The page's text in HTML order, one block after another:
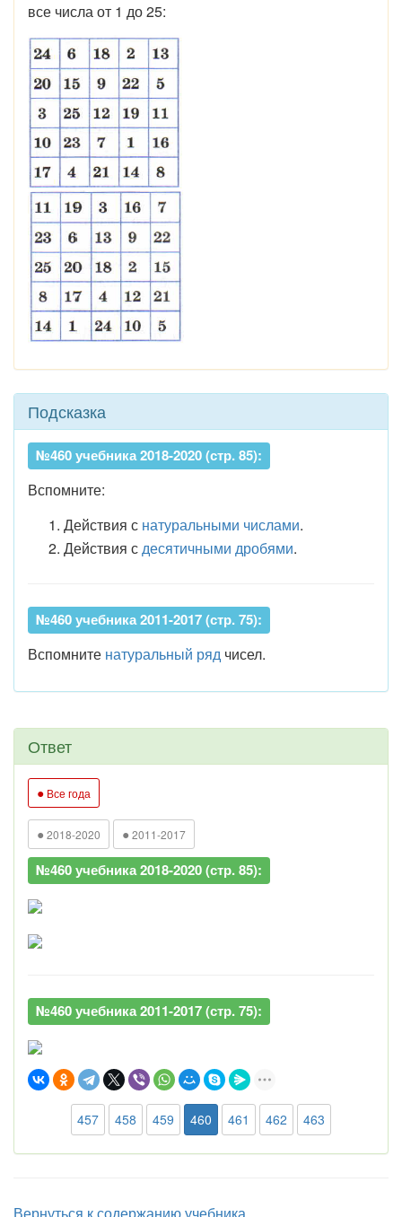
все числа от 1 до 25:
Подсказка
№460 учебника 2018-2020 (стр. 85):
Вспомните:
Действия с натуральными числами.
Действия сдесятичными дробями.
№460 учебника 2011-2017 (стр. 75):
Вспомните натуральный ряд чисел.
Ответ
● Все года
● 2018-2020 ● 2011-2017
№460 учебника 2018-2020 (стр. 85):
№460 учебника 2011-2017 (стр. 75):
457 458 459 460 461 462 463